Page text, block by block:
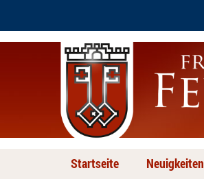
Startseite Neuigkeiten